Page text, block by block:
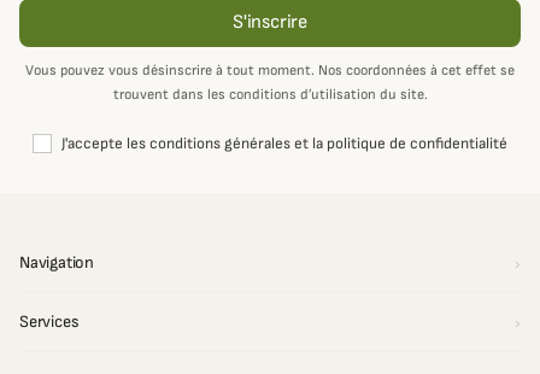
S'inscrire
Vous pouvez vous désinscrire à tout moment. Nos coordonnées à cet effet se
trouvent dans les conditions d’utilisation du site.
J'accepte les conditions générales et la politique de confidentialité
Navigation
Services